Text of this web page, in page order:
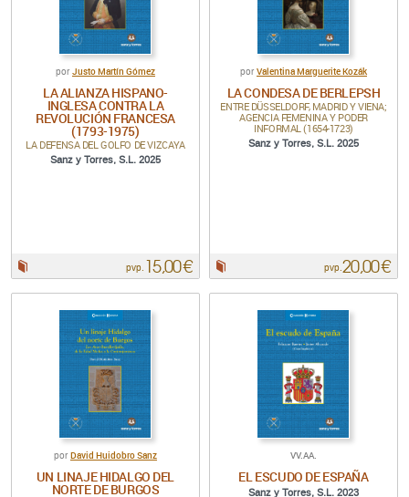
por Justo Martín Gómez
LA ALIANZA HISPANO-
INGLESA CONTRA LA
REVOLUCIÓN FRANCESA
(1793-1975)
LA DEFENSA DEL GOLFO DE VIZCAYA
Sanz y Torres, S.L. 2025
pvp. 15,00 €
por Valentina Marguerite Kozák
LA CONDESA DE BERLEPSH
ENTRE DÜSSELDORF, MADRID Y VIENA;
AGENCIA FEMENINA Y PODER
INFORMAL (1654-1723)
Sanz y Torres, S.L. 2025
pvp. 20,00 €
por David Huidobro Sanz
UN LINAJE HIDALGO DEL
NORTE DE BURGOS
VV.AA.
EL ESCUDO DE ESPAÑA
Sanz y Torres, S.L. 2023